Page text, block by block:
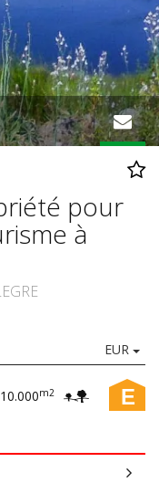
pour
à
EUR
E
m2